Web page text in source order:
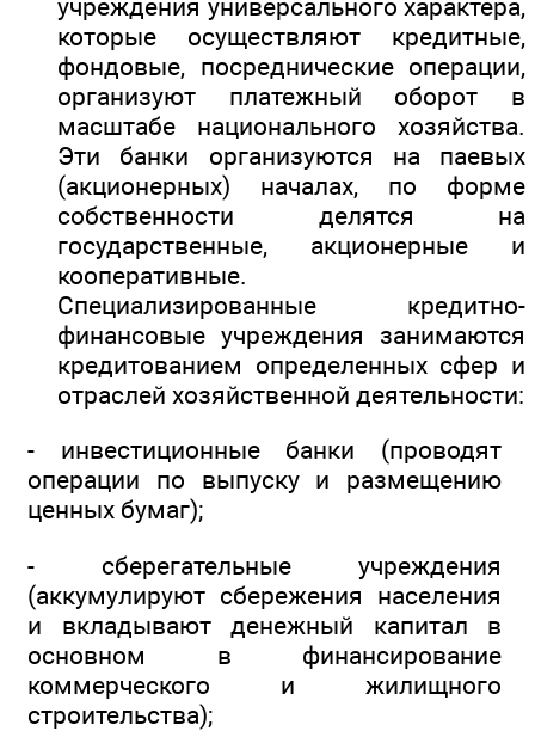
учреждения универсального характера,
которые осуществляют кредитные,
фондовые, посреднические операции,
организуют платежный оборот в
масштабе национального хозяйства.
Эти банки организуются на паевых
(акционерных) началах, по форме
собственности делятся на
государственные, акционерные и
кооперативные.
Специализированные кредитно-
финансовые учреждения занимаются
кредитованием определенных сфер и
отраслей хозяйственной деятельности:
- инвестиционные банки (проводят
операции по выпуску и размещению
ценных бумаг);
- сберегательные учреждения
(аккумулируют сбережения населения
и вкладывают денежный капитал в
основном в финансирование
коммерческого и жилищного
строительства);